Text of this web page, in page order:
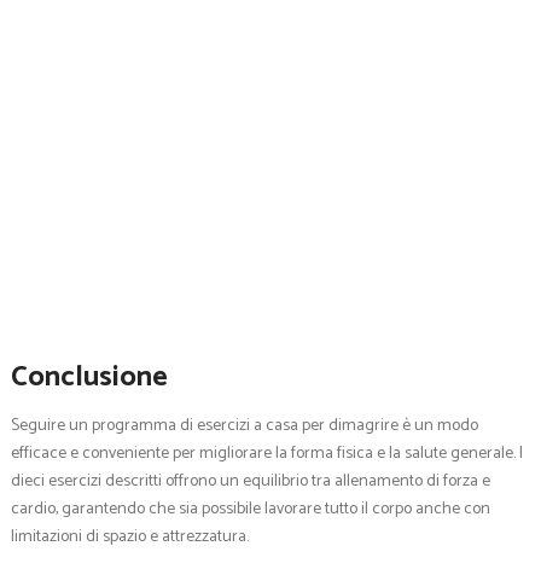
Conclusione
Seguire un programma di esercizi a casa per dimagrire è un modo
efficace e conveniente per migliorare la forma fisica e la salute generale. I
dieci esercizi descritti offrono un equilibrio tra allenamento di forza e
cardio, garantendo che sia possibile lavorare tutto il corpo anche con
limitazioni di spazio e attrezzatura.